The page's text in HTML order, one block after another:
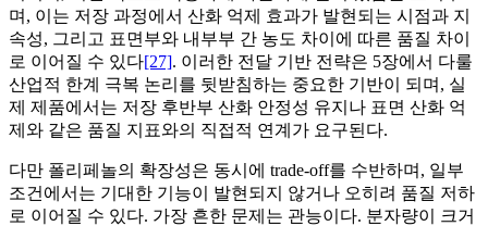
며, 이는 저장 과정에서 산화 억제 효과가 발현되는 시점과 지
속성, 그리고 표면부와 내부부 간 농도 차이에 따른 품질 차이
로 이어질 수 있다[27]. 이러한 전달 기반 전략은 5장에서 다룰
산업적 한계 극복 논리를 뒷받침하는 중요한 기반이 되며, 실
제 제품에서는 저장 후반부 산화 안정성 유지나 표면 산화 억
제와 같은 품질 지표와의 직접적 연계가 요구된다.
다만 폴리페놀의 확장성은 동시에 trade-off를 수반하며, 일부
조건에서는 기대한 기능이 발현되지 않거나 오히려 품질 저하
로 이어질 수 있다. 가장 흔한 문제는 관능이다. 분자량이 크거